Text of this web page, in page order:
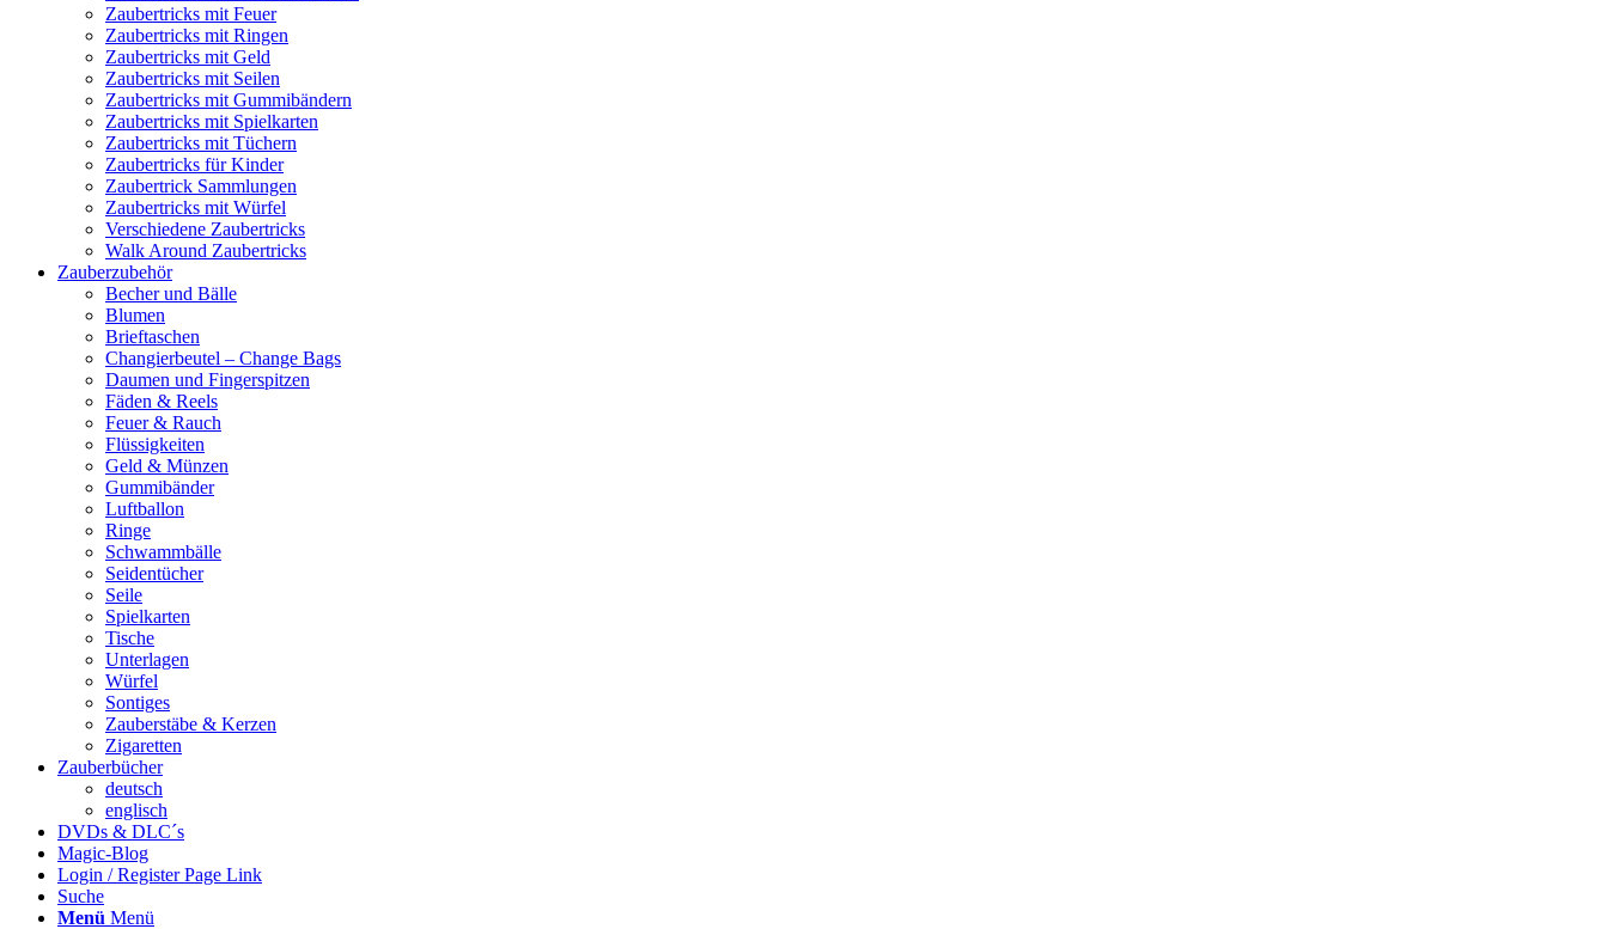
Zaubertricks mit Feuer
Zaubertricks mit Ringen
Zaubertricks mit Geld
Zaubertricks mit Seilen
Zaubertricks mit Gummibändern
Zaubertricks mit Spielkarten
Zaubertricks mit Tüchern
Zaubertricks für Kinder
Zaubertrick Sammlungen
Zaubertricks mit Würfel
Verschiedene Zaubertricks
Walk Around Zaubertricks
Zauberzubehör
Becher und Bälle
Blumen
Brieftaschen
Changierbeutel – Change Bags
Daumen und Fingerspitzen
Fäden & Reels
Feuer & Rauch
Flüssigkeiten
Geld & Münzen
Gummibänder
Luftballon
Ringe
Schwammbälle
Seidentücher
Seile
Spielkarten
Tische
Unterlagen
Würfel
Sontiges
Zauberstäbe & Kerzen
Zigaretten
Zauberbücher
deutsch
englisch
DVDs & DLC´s
Magic-Blog
Login / Register Page Link
Suche
Menü Menü